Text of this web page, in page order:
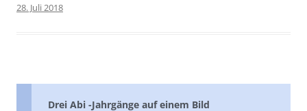
28. Juli 2018
Drei Abi -Jahrgänge auf einem Bild